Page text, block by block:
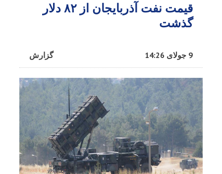
قیمت نفت آذربایجان از ۸۲ دلار
گذشت
گزارش 9 جولای 14:26